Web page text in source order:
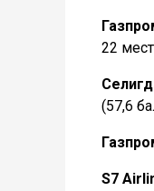
22
(57,6
S7